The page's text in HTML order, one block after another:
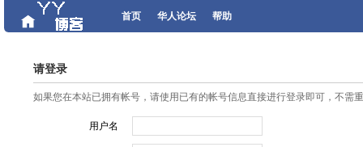
首页 华人论坛 帮助
请登录
如果您在本站已拥有帐号，请使用已有的帐号信息直接进行登录即可，不需
用户名